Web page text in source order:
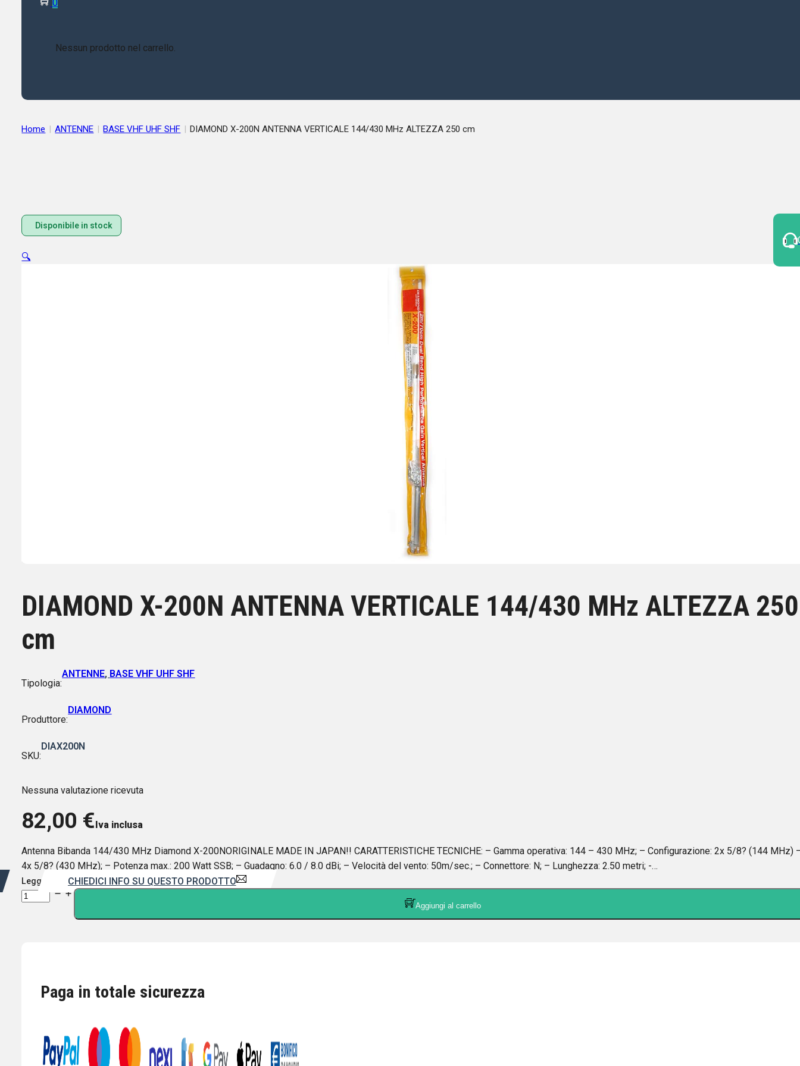
0
Nessun prodotto nel carrello.
Home | ANTENNE | BASE VHF UHF SHF | DIAMOND X-200N ANTENNA VERTICALE 144/430 MHz ALTEZZA 250 cm
Disponibile in stock
🔍
DIAMOND X-200N ANTENNA VERTICALE 144/430 MHz ALTEZZA 250
cm
Tipologia:
ANTENNE, BASE VHF UHF SHF
Produttore:
DIAMOND
SKU:
DIAX200N
Nessuna valutazione ricevuta
82,00 €Iva inclusa
Antenna Bibanda 144/430 MHz Diamond X-200NORIGINALE MADE IN JAPAN!! CARATTERISTICHE TECNICHE: – Gamma operativa: 144 – 430 MHz; – Configurazione: 2x 5/8? (144 MHz)
4x 5/8? (430 MHz); – Potenza max.: 200 Watt SSB; – Guadagno: 6.0 / 8.0 dBi; – Velocità del vento: 50m/sec.; – Connettore: N; – Lunghezza: 2.50 metri; -…
Leggi di più CHIEDICI INFO SU QUESTO PRODOTTO
DIAMOND
ALTEZZA
quantità
Aggiungi al carrello
Paga in totale sicurezza